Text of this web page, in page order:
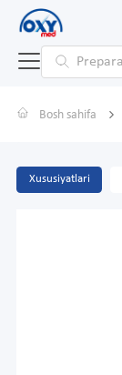
Bosh sahifa
Xususiyatlari